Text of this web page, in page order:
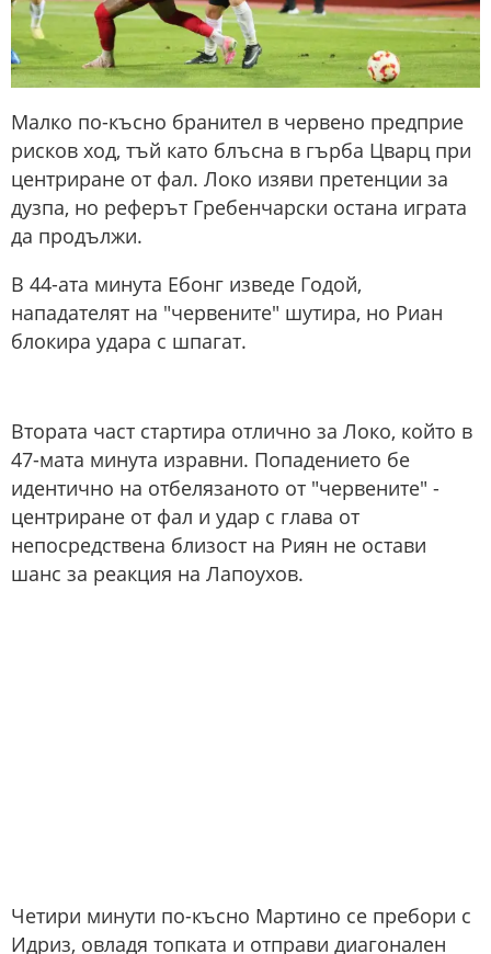
Малко по-късно бранител в червено предприе
рисков ход, тъй като блъсна в гърба Цварц при
центриране от фал. Локо изяви претенции за
дузпа, но реферът Гребенчарски остана играта
да продължи.
В 44-ата минута Ебонг изведе Годой,
нападателят на "червените" шутира, но Риан
блокира удара с шпагат.
Втората част стартира отлично за Локо, който в
47-мата минута изравни. Попадението бе
идентично на отбелязаното от "червените" -
центриране от фал и удар с глава от
непосредствена близост на Риян не остави
шанс за реакция на Лапоухов.
Четири минути по-късно Мартино се пребори с
Идриз, овладя топката и отправи диагонален